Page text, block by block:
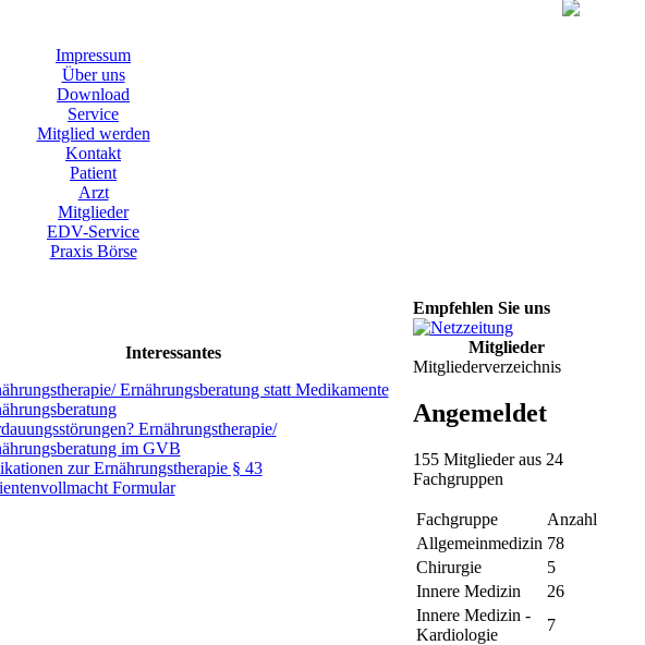
Impressum
Über uns
Download
Service
Mitglied werden
Kontakt
Patient
Arzt
Mitglieder
EDV-Service
Praxis Börse
Interessantes
Ernährungsberatung statt Medikamente
Ernährungstherapie/
im GVB
zur Ernährungstherapie § 43
Formular
Empfehlen Sie uns
Mitglieder
Mitgliederverzeichnis
Angemeldet
155 Mitglieder aus 24
Fachgruppen
Fachgruppe
Anzahl
Allgemeinmedizin 78
Chirurgie
5
Innere Medizin
26
Innere Medizin -
Kardiologie
7